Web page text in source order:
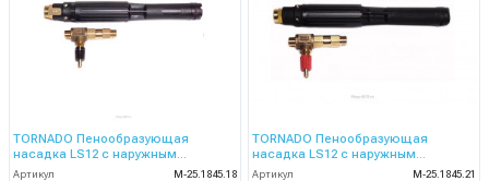
TORNADO Пенообразующая
насадка LS12 с наружным
эжектором (чёрный)
Артикул
M-25.1845.18
TORNADO Пенообразующая
насадка LS12 с наружным
эжектором (красный)
Артикул
M-25.1845.21